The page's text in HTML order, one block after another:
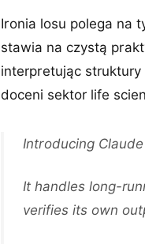
Ironia losu polega na
stawia na czystą
interpretując
doceni sektor life
Introducing
It handles long-
verifies its own